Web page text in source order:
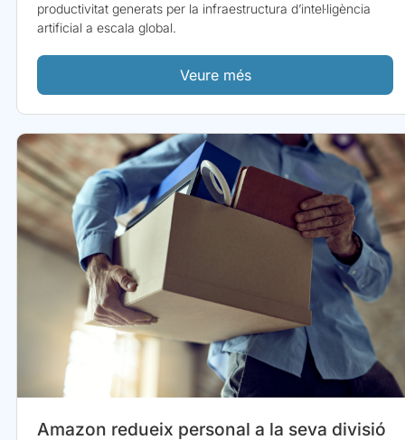
productivitat generats per la infraestructura d’intel·ligència
artificial a escala global.
Veure més
Amazon redueix personal a la seva divisió